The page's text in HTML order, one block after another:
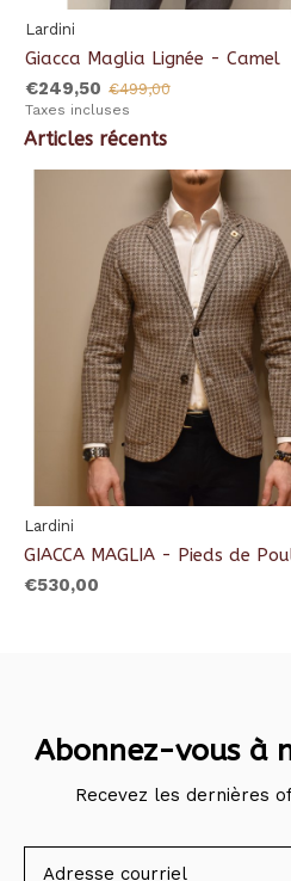
Lardini
Giacca Maglia Lignée - Camel
€249,50 €499,00
Taxes incluses
Articles récents
Lardini
GIACCA MAGLIA - Pieds de
€530,00
Abonnez-vous à
Recevez les dernières